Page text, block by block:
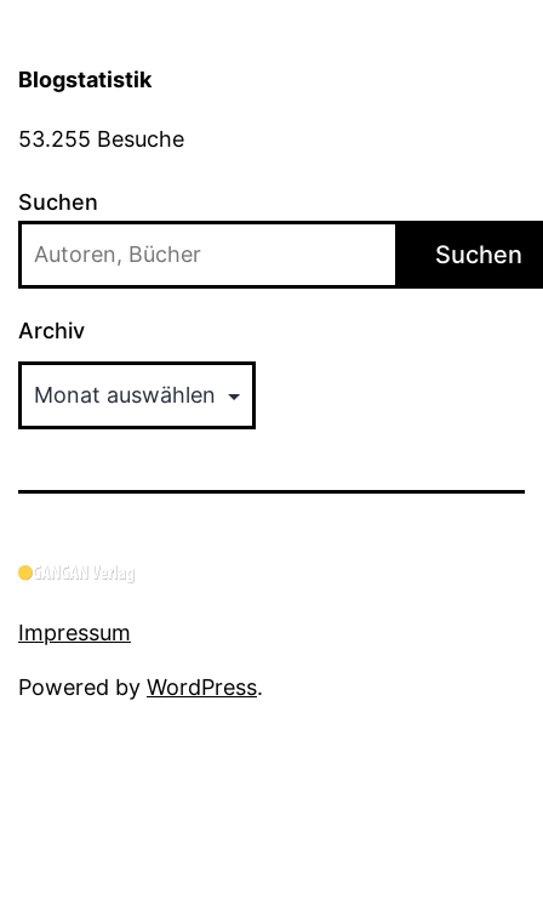
Blogstatistik
53.255 Besuche
Suchen
Suchen
Archiv
Impressum
Powered by WordPress.